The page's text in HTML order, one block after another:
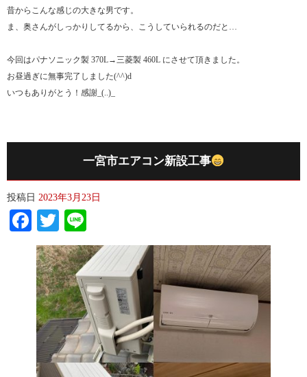
昔からこんな感じの大きな男です。
ま、奥さんがしっかりしてるから、こうしていられるのだと…
今回はパナソニック製 370L→三菱製 460L にさせて頂きました。
お昼過ぎに無事完了しました(^^)d
いつもありがとう！感謝_(..)_
一宮市エアコン新設工事
投稿日 2023年3月23日
Facebook
Twitter